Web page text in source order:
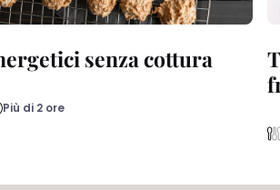
senza cottura
Più di 2 ore